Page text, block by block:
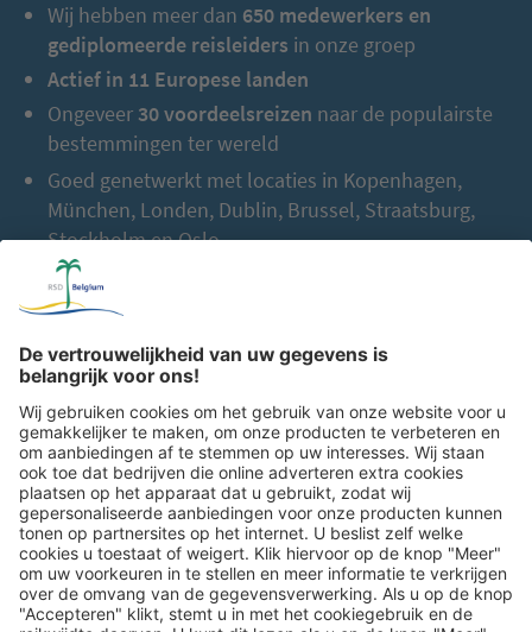
Wij hebben meer dan 650 medewerkers en
gediplomeerde reisleiders in onze groep
Actief in 11 Europese landen
Ongeveer 30 voordeelsreizen naar de populairste
bestemmingen ter wereld
Goed genetwerkt met locaties in Kopenhagen,
München, Londen, Dublin, Brussel, Straatsburg,
Stockholm en Oslo
Meer dan
Europa